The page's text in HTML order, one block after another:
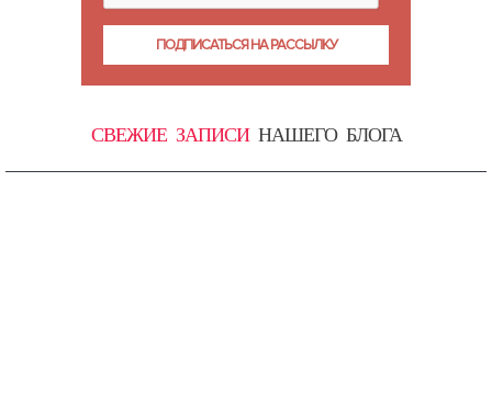
СВЕЖИЕ ЗАПИСИНАШЕГО БЛОГА